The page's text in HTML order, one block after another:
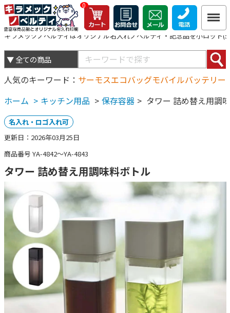
0
キラメックノベルティはオリジナル名入れノベルティ・記念品を小ロット
人気のキーワード サーモスエコバッグモバイルバッテリー
ホーム > キッチン用品 > 保存容器 > タワー 詰め替え用調
名入れ・ロゴ入れ可
更新日：2026年03月25日
商品番号 YA-4842～YA-4843
タワー 詰め替え用調味料ボトル